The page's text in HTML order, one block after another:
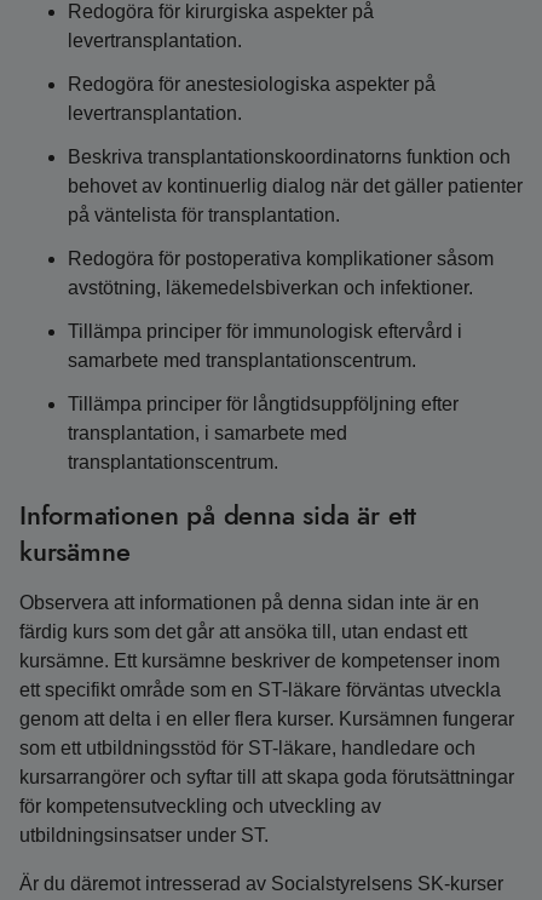
Redogöra för kirurgiska aspekter på
levertransplantation.
Redogöra för anestesiologiska aspekter på
levertransplantation.
Beskriva transplantationskoordinatorns funktion och
behovet av kontinuerlig dialog när det gäller patienter
på väntelista för transplantation.
Redogöra för postoperativa komplikationer såsom
avstötning, läkemedelsbiverkan och infektioner.
Tillämpa principer för immunologisk eftervård i
samarbete med transplantationscentrum.
Tillämpa principer för långtidsuppföljning efter
transplantation, i samarbete med
transplantationscentrum.
Informationen på denna sida är ett
kursämne
Observera att informationen på denna sidan inte är en
färdig kurs som det går att ansöka till, utan endast ett
kursämne. Ett kursämne beskriver de kompetenser inom
ett specifikt område som en ST-läkare förväntas utveckla
genom att delta i en eller flera kurser. Kursämnen fungerar
som ett utbildningsstöd för ST-läkare, handledare och
kursarrangörer och syftar till att skapa goda förutsättningar
för kompetensutveckling och utveckling av
utbildningsinsatser under ST.
Är du däremot intresserad av Socialstyrelsens SK-kurser